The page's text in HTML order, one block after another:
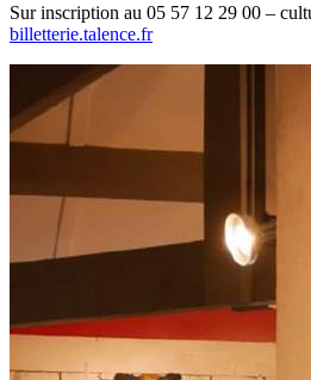
Sur inscription au 05 57 12 29 00 –
billetterie.talence.fr